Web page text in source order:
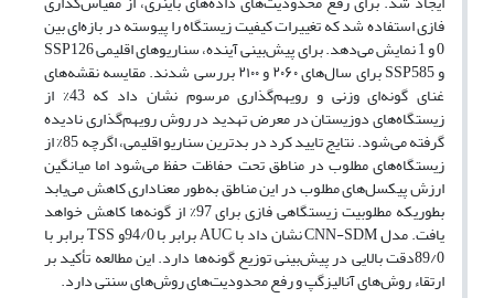
فازی استفاده شد که تغییرات کیفیت زیستگاه را پیوسته در بازه‌ای بین
0 و 1 نمایش می‌دهد. برای پیش‌بینی آینده، سناریوهای اقلیمی SSP126
و SSP585 برای سال‌های ۲۰۶۰ و ۲۱۰۰ بررسی شدند. مقایسه نقشه‌های
غنای گونه‌ای وزنی و رویهم‌گذاری مرسوم نشان داد که 43% از
زیستگاه‌های دوزیستان در معرض تهدید در روش رویهم‌گذاری نادیده
گرفته می‌شود. نتایج تایید کرد در بدترین سناریو اقلیمی، اگرچه 85% از
زیستگاه‌های مطلوب در مناطق تحت حفاظت حفظ می‌شود اما میانگین
ارزش پیکسل‌های مطلوب در این مناطق به‌طور معناداری کاهش می‌یابد
بطوریکه مطلوبیت زیستگاهی فازی برای 97% از گونه‌ها کاهش خواهد
یافت. مدل CNN-SDM نشان داد با AUC برابر با 94/0و TSS برابر با
89/0دقت بالایی در پیش‌بینی توزیع گونه‌ها دارد. این مطالعه تأکید بر
ارتقاء روش‌های آنالیزگپ و رفع محدودیت‌های روش‌های سنتی دارد.